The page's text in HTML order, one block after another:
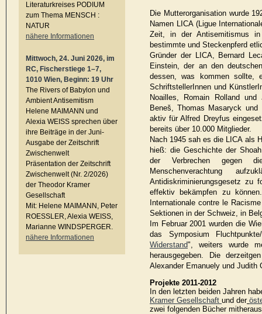
Literaturkreises PODIUM
zum Thema MENSCH :
NATUR
nähere Informationen
Mittwoch, 24. Juni 2026, im
RC, Fischerstiege 1–7,
1010 Wien, Beginn: 19 Uhr
The Rivers of Babylon und
Ambient Antisemitism
Helene MAIMANN und
Alexia WEISS sprechen über
ihre Beiträge in der Juni-
Ausgabe der Zeitschrift
Zwischenwelt
Präsentation der Zeitschrift
Zwischenwelt (Nr. 2/2026)
der Theodor Kramer
Gesellschaft
Mit: Helene MAIMANN, Peter
ROESSLER, Alexia WEISS,
Marianne WINDSPERGER.
nähere Informationen
Die Mutterorganisation wurde
Namen LICA (Ligue
Zeit, in der Antisemitismus
bestimmte und Steckenpferd
Gründer der LICA, Bernard
Einstein, der an den
dessen, was kommen sollte,
SchriftstellerInnen und
Noailles, Romain Rolland
Beneš, Thomas Masaryck
aktiv für Alfred Dreyfus
bereits über 10.000 Mitglieder.
Nach 1945 sah es die LICA als
hieß: die Geschichte der
der Verbrechen gegen
Menschenverachtung
Antidiskriminierungsgesetz zu
effektiv bekämpfen zu
Internationale contre le
Sektionen in der Schweiz, in
Im Februar 2001 wurden die
das Symposium
Widerstand", weiters wurde
herausgegeben. Die
Alexander Emanuely und Judith
Projekte 2011-2012
In den letzten beiden Jahren
Kramer Gesellschaft und der
zwei folgenden Bücher